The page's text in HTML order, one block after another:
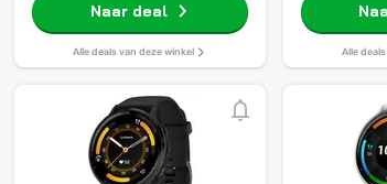
Naar deal
Alle deals van deze winkel Alle